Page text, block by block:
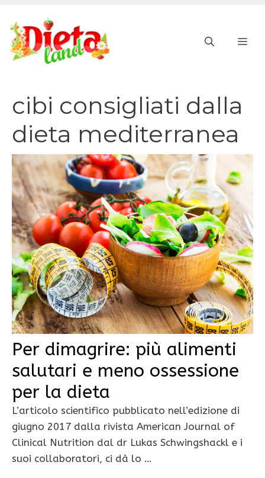
contenuto
cibi consigliati dalla
dieta mediterranea
Per dimagrire: più alimenti
salutari e meno ossessione
per la dieta
L’articolo scientifico pubblicato nell’edizione di
giugno 2017 dalla rivista American Journal of
Clinical Nutrition dal dr Lukas Schwingshackl e i
suoi collaboratori, ci dà lo …